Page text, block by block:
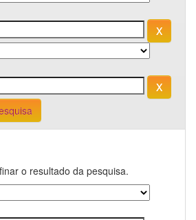
o resultado da pesquisa.